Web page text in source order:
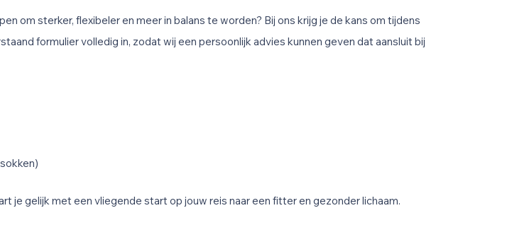
om sterker, flexibeler en meer in balans te worden? Bij ons krijg je de kans om tijdens
formulier volledig in, zodat wij een persoonlijk advies kunnen geven dat aansluit bij
gelijk met een vliegende start op jouw reis naar een fitter en gezonder lichaam.